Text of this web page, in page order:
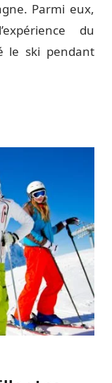
Parmi eux,
du
le ski pendant